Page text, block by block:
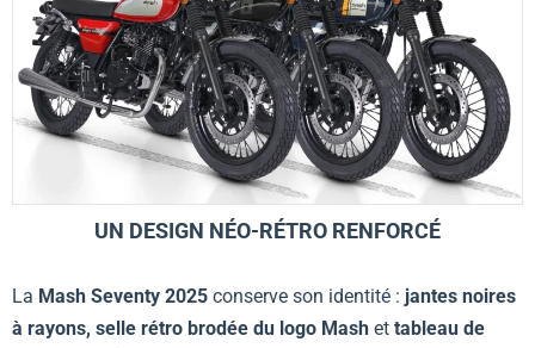
UN DESIGN NÉO-RÉTRO RENFORCÉ
La Mash Seventy 2025 conserve son identité : jantes noires
à rayons, selle rétro brodée du logo Mash et tableau de